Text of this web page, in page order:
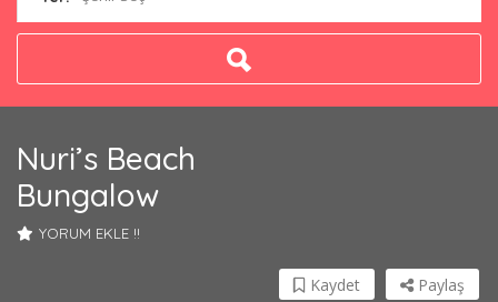
Nuri’s Beach
Bungalow
YORUM EKLE !!
Paylaş
Kaydet